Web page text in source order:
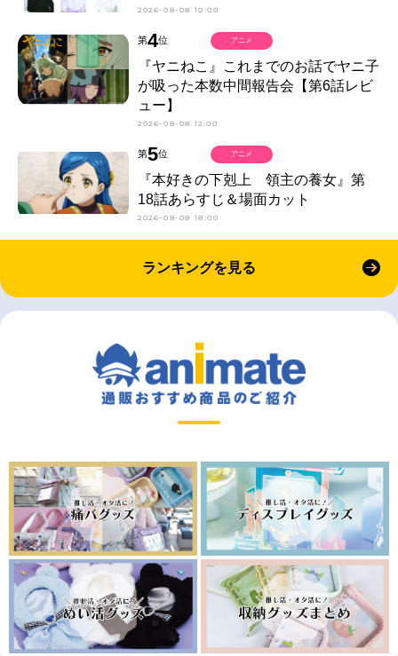
2026-08-08 10:00
第4位
『ヤニねこ』これまでのお話でヤニ子
が吸った本数中間報告会【第6話レビ
ュー】
2026-08-08 12:00
アニメ
第5位
『本好きの下剋上 領主の養女』第
18話あらすじ＆場面カット
2026-08-08 18:00
アニメ
ランキングを見る